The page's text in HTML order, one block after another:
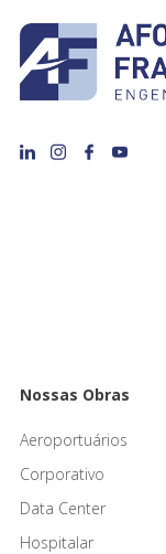
Nossas Obras
Aeroportuários
Corporativo
Data Center
Hospitalar